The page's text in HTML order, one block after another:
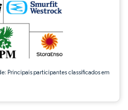
Principais participantes classificados em